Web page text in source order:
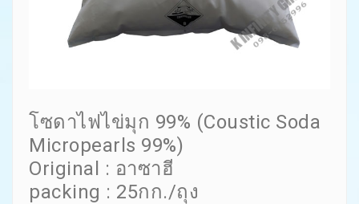
โซดาไฟไข่มุก 99% (Coustic Soda
Micropearls 99%)
Original : อาซาฮี
packing : 25กก./ถุง